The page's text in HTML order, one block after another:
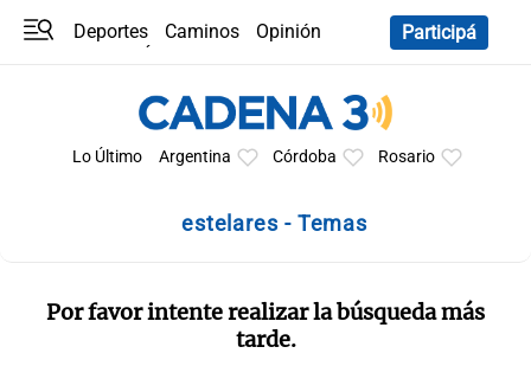
Deportes Caminos
Opinión
Participá
Lo Último Argentina Córdoba Rosario
estelares - Temas
Por favor intente realizar la búsqueda más
tarde.